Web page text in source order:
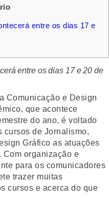
entre os dias 17 e
entre os dias 17 e 20 de
Comunicação e Design
que acontece
do ano, é voltado
cursos de Jornalismo,
Gráfico as atuações
Com organização e
para os comunicadores
trazer muitas
cursos e acerca do que